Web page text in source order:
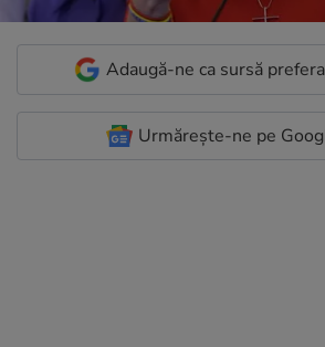
Adaugă-ne ca sursă
Urmărește-ne pe